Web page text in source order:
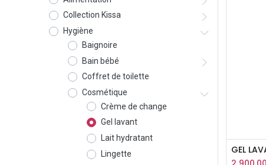
Collection Kissa
Hygiène
Baignoire
Bain bébé
Coffret de toilette
Cosmétique
Crème de change
Gel lavant
Lait hydratant
Lingette